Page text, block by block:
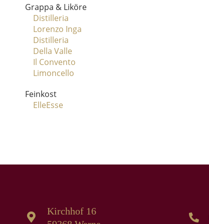
Grappa & Liköre
Distilleria
Lorenzo Inga
Distilleria
Della Valle
Il Convento
Limoncello
Feinkost
ElleEsse
Kirchhof 16